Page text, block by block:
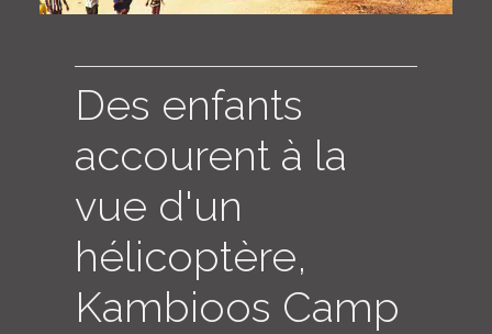
ENGLISH
Des enfants
accourent à la
vue d'un
hélicoptère,
Kambioos Camp